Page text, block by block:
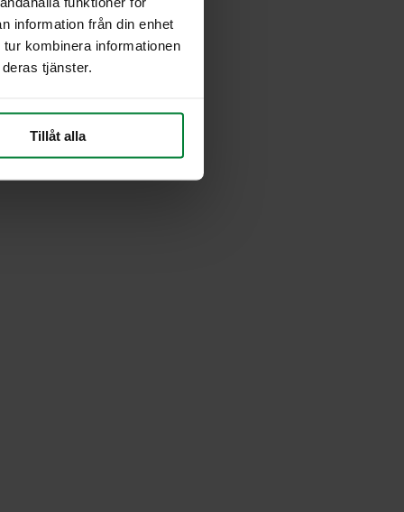
information från din enhet
kombinera informationen
tjänster.
Tillåt alla